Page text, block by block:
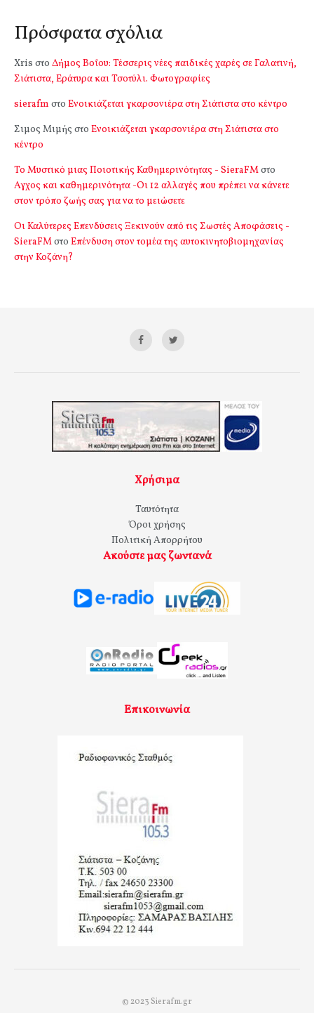
Πρόσφατα σχόλια
Xris στο Δήμος Βοΐου: Τέσσερις νέες παιδικές χαρές σε Γαλατινή,
Σιάτιστα, Εράτυρα και Τσοτύλι. Φωτογραφίες
sierafm στο Ενοικιάζεται γκαρσονιέρα στη Σιάτιστα στο κέντρο
Σιμος Μιμής στο Ενοικιάζεται γκαρσονιέρα στη Σιάτιστα στο
κέντρο
Το Μυστικό μιας Ποιοτικής Καθημερινότητας - SieraFMστο
Αγχος και καθημερινότητα -Οι 12 αλλαγές που πρέπει να κάνετε
στον τρόπο ζωής σας για να το μειώσετε
Οι Καλύτερες Επενδύσεις Ξεκινούν από τις Σωστές Αποφάσεις -
SieraFMστο Επένδυση στον τομέα της αυτοκινητοβιομηχανίας
στην Κοζάνη?
Χρήσιμα
Ταυτότητα
Όροι χρήσης
Πολιτική Απορρήτου
Ακούστε μας ζωντανά
Επικοινωνία
© 2023 Sierafm.gr